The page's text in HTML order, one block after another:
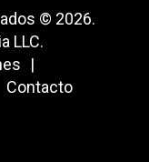
© 2026.
LLC.
Contacto